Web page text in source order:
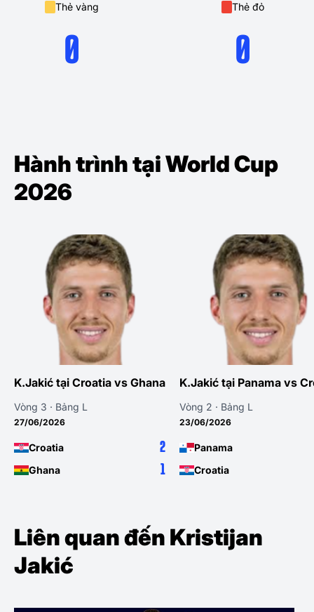
Thẻ vàng
0
Thẻ đỏ
0
Hành trình tại World Cup
2026
K.Jakić tại Croatia vs Ghana
Vòng 3 · Bảng L
27/06/2026
Croatia 2
Ghana 1
K.Jakić tại Panama vs
Vòng 2 · Bảng L
23/06/2026
Panama
Croatia
Liên quan đến Kristijan
Jakić